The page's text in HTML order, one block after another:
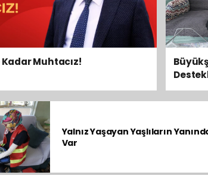
Muhtacız!
Yalnız Yaşayan Yaşlıların
Var